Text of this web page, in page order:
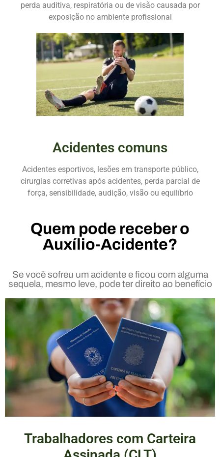
perda auditiva, respiratória ou de visão causada por
exposição no ambiente profissional
Acidentes comuns
Acidentes esportivos, lesões em transporte público,
cirurgias corretivas após acidentes, perda parcial de
força, sensibilidade, audição, visão ou equilíbrio
Quem pode receber o
Auxílio-Acidente?
Se você sofreu um acidente e ficou com alguma
sequela, mesmo leve, pode ter direito ao benefício
Trabalhadores com Carteira